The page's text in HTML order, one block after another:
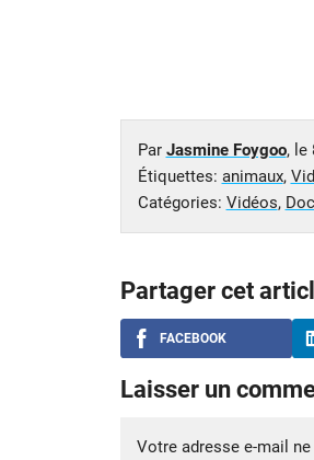
Par Jasmine Foygoo, le
Étiquettes: animaux,
Catégories: Vidéos,
Partager cet
FACEBOOK
Laisser un
Votre adresse e-mail